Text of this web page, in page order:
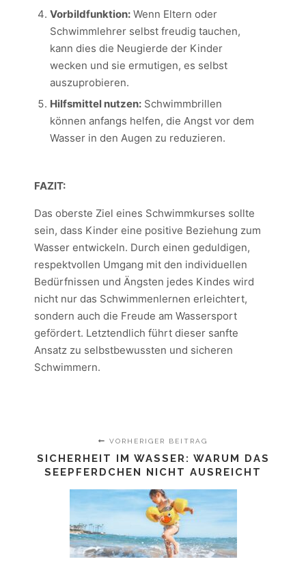
Vorbildfunktion:Wenn Eltern oder
Schwimmlehrer selbst freudig tauchen,
kann dies die Neugierde der Kinder
wecken und sie ermutigen, es selbst
auszuprobieren.
Hilfsmittel nutzen:Schwimmbrillen
können anfangs helfen, die Angst vor dem
Wasser in den Augen zu reduzieren.
FAZIT:
Das oberste Ziel eines Schwimmkurses sollte
sein, dass Kinder eine positive Beziehung zum
Wasser entwickeln. Durch einen geduldigen,
respektvollen Umgang mit den individuellen
Bedürfnissen und Ängsten jedes Kindes wird
nicht nur das Schwimmenlernen erleichtert,
sondern auch die Freude am Wassersport
gefördert. Letztendlich führt dieser sanfte
Ansatz zu selbstbewussten und sicheren
Schwimmern.
VORHERIGER BEITRAG
SICHERHEIT IM WASSER: WARUM DAS
SEEPFERDCHEN NICHT AUSREICHT